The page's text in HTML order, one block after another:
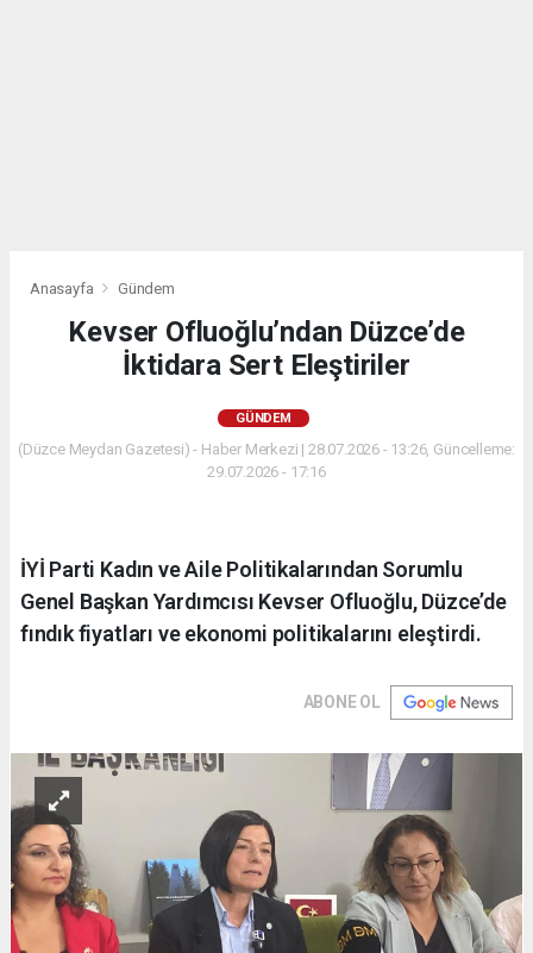
Anasayfa Gündem
Kevser Ofluoğlu’ndan Düzce’de
İktidara Sert Eleştiriler
GÜNDEM
(Düzce Meydan Gazetesi) - Haber Merkezi | 28.07.2026 - 13:26, Güncelleme:
29.07.2026 - 17:16
İYİ Parti Kadın ve Aile Politikalarından Sorumlu
Genel Başkan Yardımcısı Kevser Ofluoğlu, Düzce’de
fındık fiyatları ve ekonomi politikalarını eleştirdi.
ABONE OL